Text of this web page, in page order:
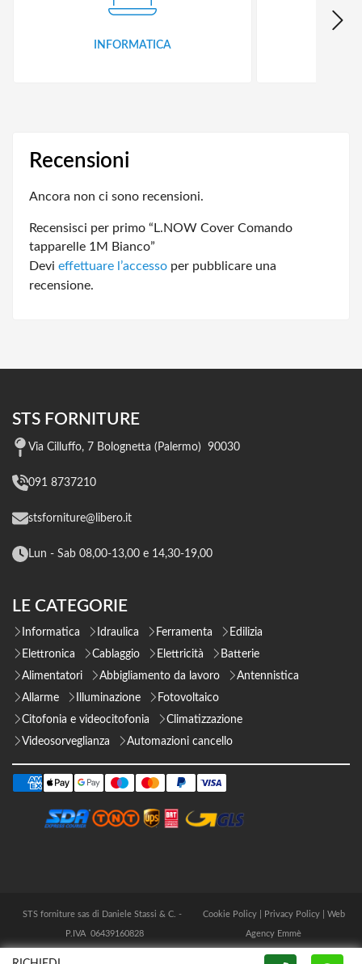
INFORMATICA
Recensioni
Ancora non ci sono recensioni.
Recensisci per primo “L.NOW Cover Comando
tapparelle 1M Bianco”
Devi effettuare l’accesso per pubblicare una
recensione.
STS FORNITURE
Via Cilluffo, 7 Bolognetta (Palermo) 90030
091 8737210
stsforniture@libero.it
Lun - Sab 08,00-13,00 e 14,30-19,00
LE CATEGORIE
Informatica Idraulica Ferramenta
Edilizia
Elettronica
Cablaggio Elettricità
Batterie
Alimentatori
Abbigliamento da lavoro
Antennistica
Allarme
Illuminazione
Fotovoltaico
Citofonia e videocitofonia
Climatizzazione
Videosorveglianza
Automazioni cancello
STS forniture sas di Daniele Stassi & C. -
P.IVA 06439160828
Cookie Policy| Privacy Policy| Web
Agency Emmè